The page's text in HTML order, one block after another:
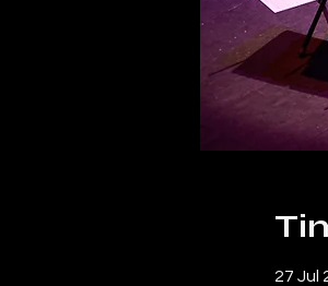
27 Jul